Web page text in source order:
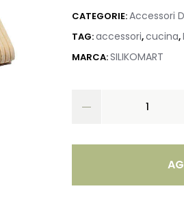
CATEGORIE:Accessori
TAG:accessori,cucina,
MARCA:SILIKOMART